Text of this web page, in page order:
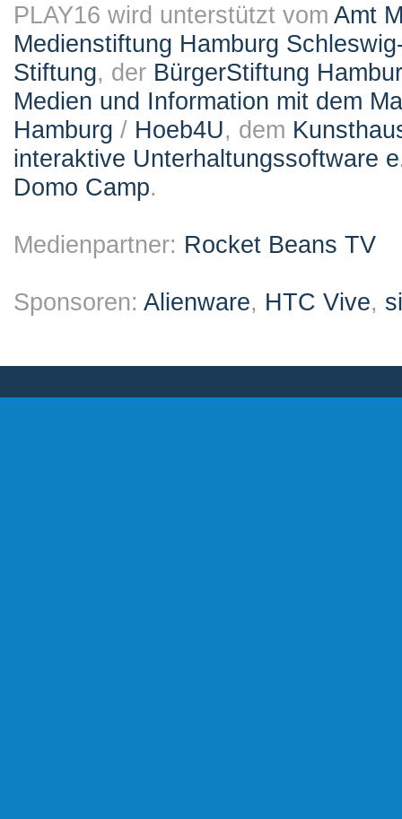
PLAY16 wird unterstützt vom Amt
Medienstiftung Hamburg
Stiftung, der BürgerStiftung
Medien und Information mit dem
Hamburg / Hoeb4U, dem
interaktive Unterhaltungssoftware
Domo Camp.
Medienpartner: Rocket Beans TV
Sponsoren: Alienware, HTC Vive,